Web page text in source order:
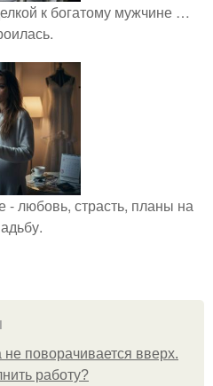
к богатому мужчине …
любовь, страсть, планы на
не поворачивается вверх.
работу?